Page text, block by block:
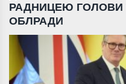
РАДНИЦЕЮ ГОЛОВИ
ОБЛРАДИ